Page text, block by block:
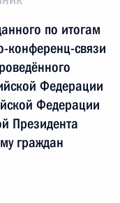
по итогам
конференц-связи
Федерации
Федерации
Президента
граждан